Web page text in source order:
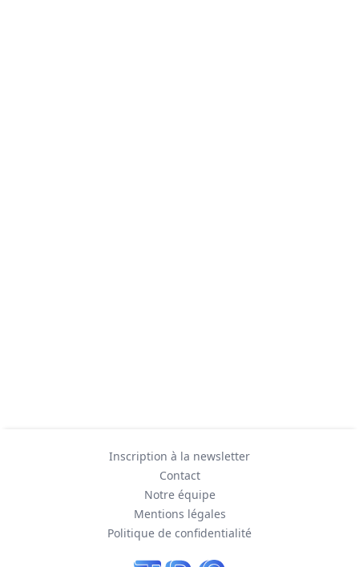
Inscription à la newsletter
Contact
Notre équipe
Mentions légales
Politique de confidentialité